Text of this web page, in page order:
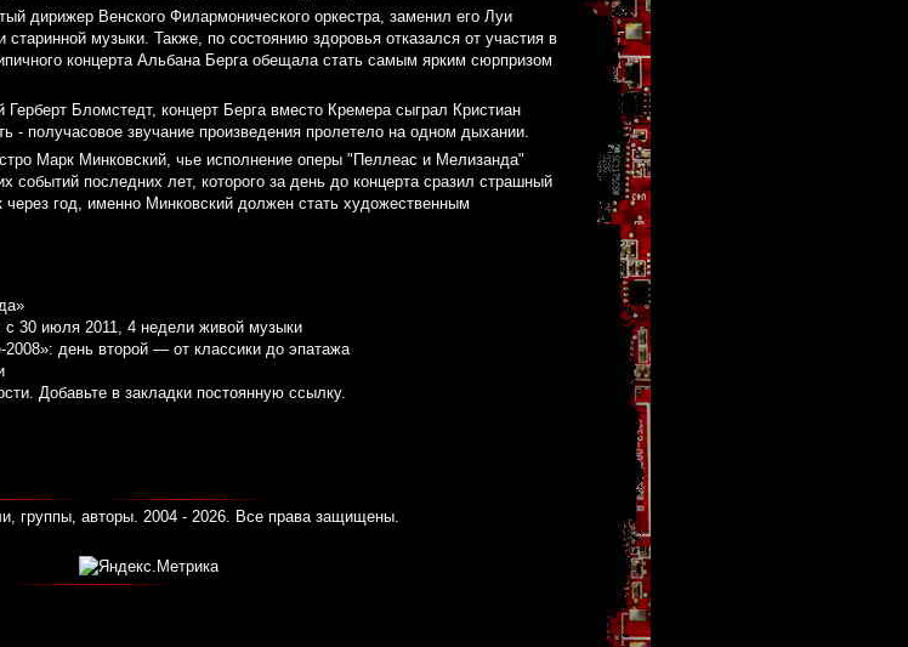
дирижер Венского Филармонического оркестра, заменил его Луи
музыки. Также, по состоянию здоровья отказался от участия в
концерта Альбана Берга обещала стать самым ярким сюрпризом
Бломстедт, концерт Берга вместо Кремера сыграл Кристиан
получасовое звучание произведения пролетело на одном дыхании.
Марк Минковский, чье исполнение оперы "Пеллеас и Мелизанда"
событий последних лет, которого за день до концерта сразил страшный
через год, именно Минковский должен стать художественным
30 июля 2011, 4 недели живой музыки
день второй — от классики до эпатажа
. Добавьте в закладки постоянную ссылку.
группы, авторы. 2004 - 2026. Все права защищены.